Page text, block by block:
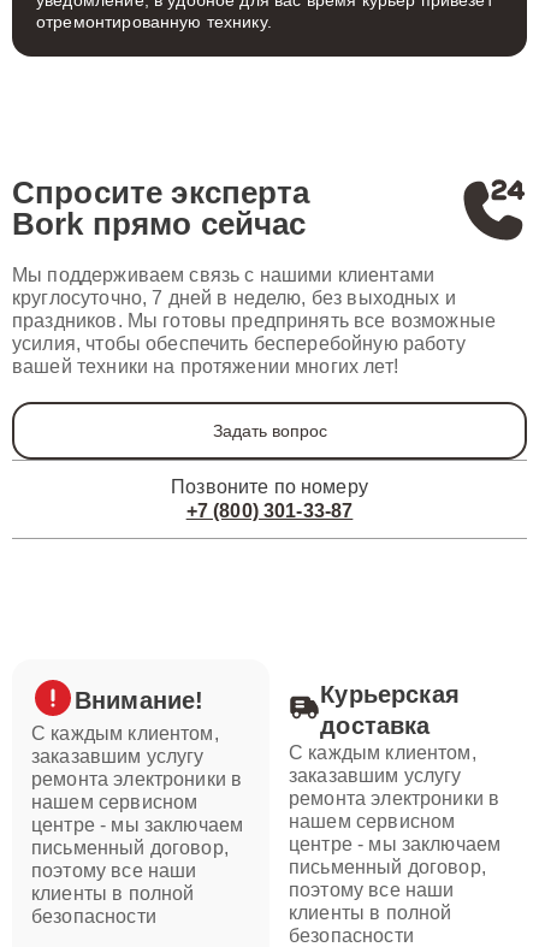
отремонтированную технику.
Спросите эксперта
Bork прямо сейчас
Мы поддерживаем связь с нашими клиентами
круглосуточно, 7 дней в неделю, без выходных и
праздников. Мы готовы предпринять все возможные
усилия, чтобы обеспечить бесперебойную работу
вашей техники на протяжении многих лет!
Задать вопрос
Позвоните по номеру
+7 (800) 301-33-87
Внимание!
С каждым клиентом,
заказавшим услугу
ремонта электроники в
нашем сервисном
центре - мы заключаем
письменный договор,
поэтому все наши
клиенты в полной
безопасности
Курьерская
доставка
С каждым клиентом,
заказавшим услугу
ремонта электроники в
нашем сервисном
центре - мы заключаем
письменный договор,
поэтому все наши
клиенты в полной
безопасности